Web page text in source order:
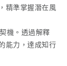
精準掌握潛在風
機。透過解釋
能力，達成知行